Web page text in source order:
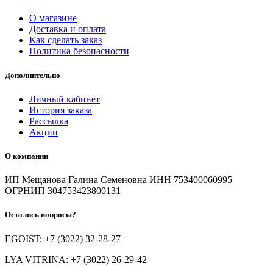
О магазине
Доставка и оплата
Как сделать заказ
Политика безопасности
Дополнительно
Личный кабинет
История заказа
Рассылка
Акции
О компании
ИП Мещанова Галина Семеновна ИНН 753400060995
ОГРНИП 304753423800131
Остались вопросы?
EGOIST: +7 (3022) 32-28-27
LYA VITRINA: +7 (3022) 26-29-42